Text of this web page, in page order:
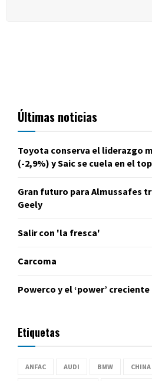
Últimas noticias
Toyota conserva el liderazgo
(-2,9%) y Saic se cuela en el
Gran futuro para Almussafes
Geely
Salir con 'la fresca'
Carcoma
Powerco y el ‘power’ creciente
Etiquetas
ANFAC AUDI BMW CHINA